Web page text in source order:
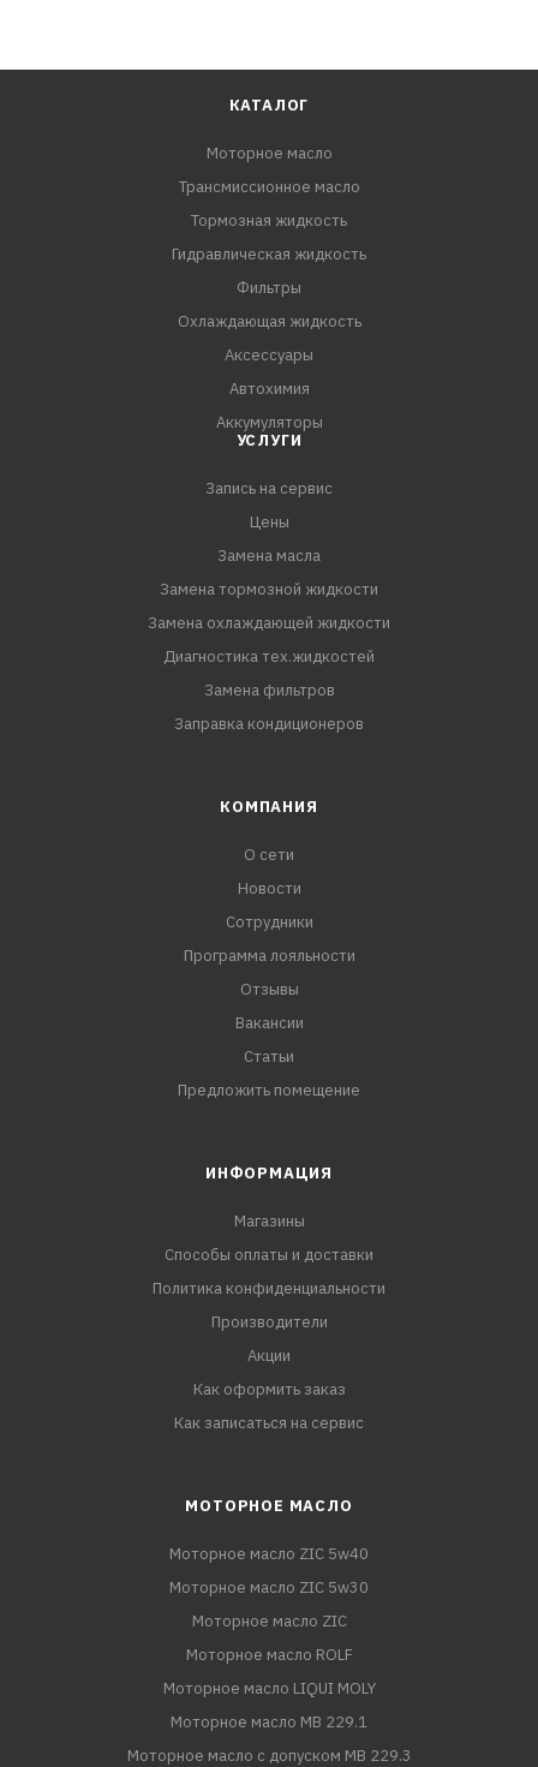
КАТАЛОГ
Моторное масло
Трансмиссионное масло
Тормозная жидкость
Гидравлическая жидкость
Фильтры
Охлаждающая жидкость
Аксессуары
Автохимия
Аккумуляторы
УСЛУГИ
Запись на сервис
Цены
Замена масла
Замена тормозной жидкости
Замена охлаждающей жидкости
Диагностика тех.жидкостей
Замена фильтров
Заправка кондиционеров
КОМПАНИЯ
О сети
Новости
Сотрудники
Программа лояльности
Отзывы
Вакансии
Статьи
Предложить помещение
ИНФОРМАЦИЯ
Магазины
Способы оплаты и доставки
Политика конфиденциальности
Производители
Акции
Как оформить заказ
Как записаться на сервис
МОТОРНОЕ МАСЛО
Моторное масло ZIC 5w40
Моторное масло ZIC 5w30
Моторное масло ZIC
Моторное масло ROLF
Моторное масло LIQUI MOLY
Моторное масло MB 229.1
Моторное масло с допуском MB 229.3